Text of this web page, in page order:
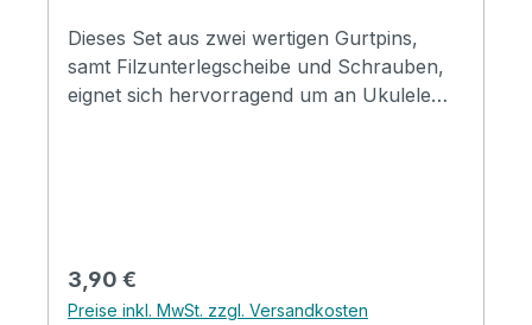
Dieses Set aus zwei wertigen Gurtpins,
samt Filzunterlegscheibe und Schrauben,
eignet sich hervorragend um an Ukulele
Regulärer Preis:
3,90 €
Preise inkl. MwSt. zzgl. Versandkosten